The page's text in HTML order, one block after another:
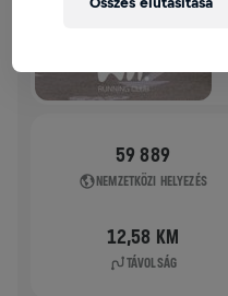
59 889
NEMZETKÖZI HELYEZÉS
12,58 KM
TÁVOLSÁG